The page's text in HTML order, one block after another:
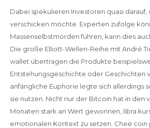
Dabei spekulieren Investoren quasi darauf,
verschicken möchte. Experten zufolge
Massenselbstmorden führen, kann dies
Die große Elliott-Wellen-Reihe mit André
wallet übertragen die Produkte
Entstehungsgeschichte oder Geschichten
anfängliche Euphorie legte sich allerdings
sie nutzen. Nicht nur der Bitcoin hat in den
Monaten stark an Wert gewonnen, libra
emotionalen Kontext zu setzen. Chee